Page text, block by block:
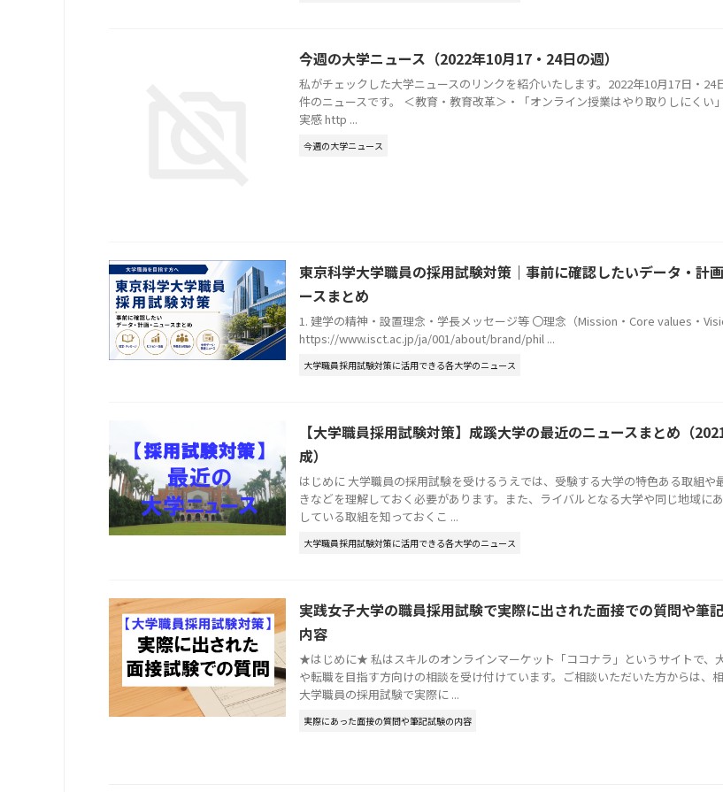
今週の大学ニュース（2022年10月17・24日の週）
私がチェックした大学ニュースのリンクを紹介いたします。2022年10月17日・24
件のニュースです。 ＜教育・教育改革＞・「オンライン授業はやり取りしにくい
実感 http ...
今週の大学ニュース
東京科学大学職員の採用試験対策｜事前に確認したいデータ・計
ースまとめ
1. 建学の精神・設置理念・学長メッセージ等 〇理念（Mission・Core values・
https://www.isct.ac.jp/ja/001/about/brand/phil ...
大学職員採用試験対策に活用できる各大学のニュース
【大学職員採用試験対策】成蹊大学の最近のニュースまとめ（
成）
はじめに 大学職員の採用試験を受けるうえでは、受験する大学の特色ある取組や
きなどを理解しておく必要があります。また、ライバルとなる大学や同じ地域に
している取組を知っておくこ ...
大学職員採用試験対策に活用できる各大学のニュース
実践女子大学の職員採用試験で実際に出された面接での質問や筆
内容
★はじめに★ 私はスキルのオンラインマーケット「ココナラ」というサイトで、
や転職を目指す方向けの相談を受け付けています。ご相談いただいた方からは、相
大学職員の採用試験で実際に ...
実際にあった面接の質問や筆記試験の内容